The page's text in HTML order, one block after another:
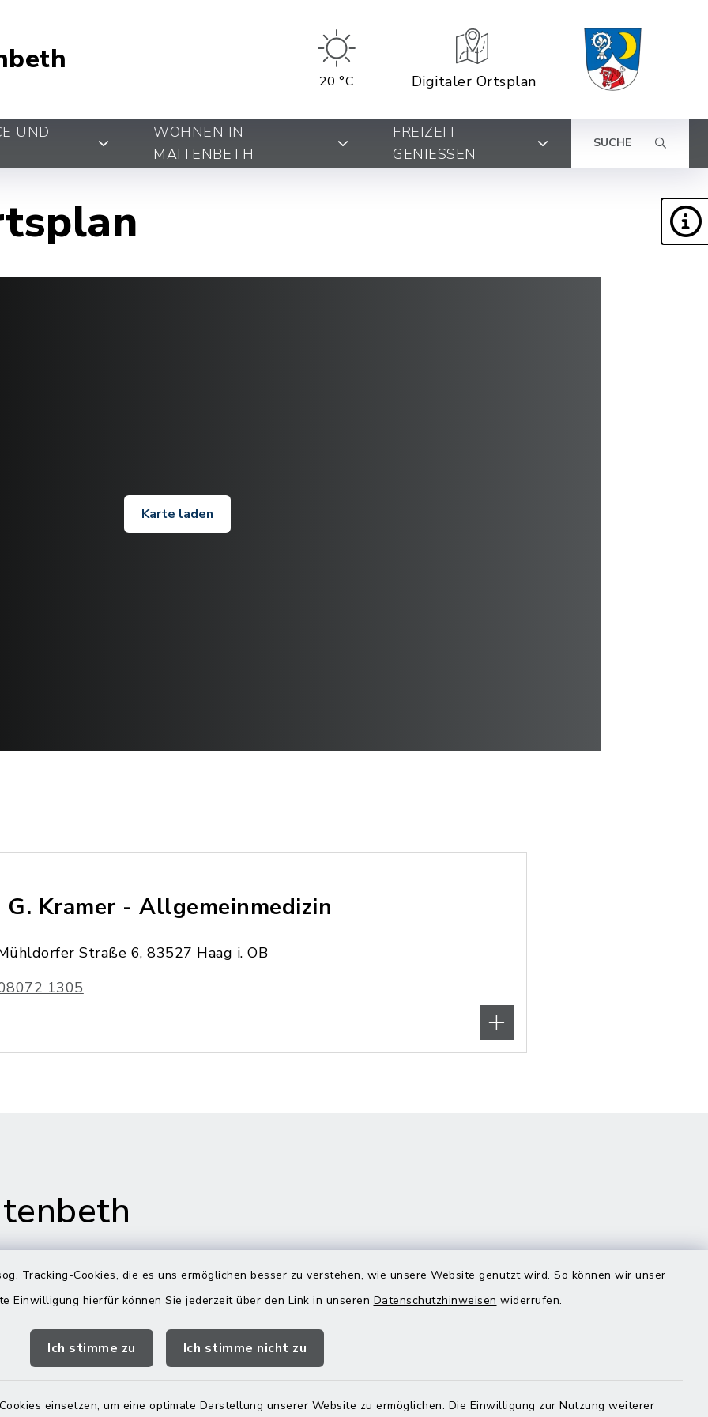
Tracking-Cookies, die es uns ermöglichen besser zu verstehen, wie unsere Website genutzt wird. So können wir unser
Einwilligung hierfür können Sie jederzeit über den Link in unseren Datenschutzhinweisen widerrufen.
Ich stimme zu Ich stimme nicht zu
einsetzen, um eine optimale Darstellung unserer Website zu ermöglichen. Die Einwilligung zur Nutzung weiterer
20 °C Digitaler Ortsplan
UND
WOHNEN IN
MAITENBETH
FREIZEIT
GENIESSEN
SUCHE
Karte laden
G. Kramer - Allgemeinmedizin
Straße 6, 83527 Haag i. OB
1305
Rechtmehring
83562 Rechtmehring